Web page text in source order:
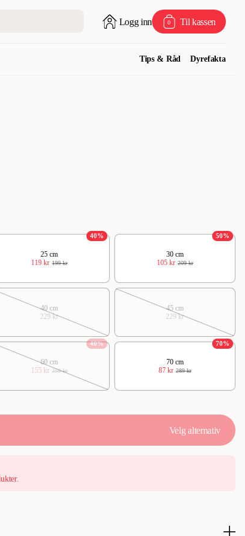
Logg inn 0 Til kassen
Tips & Råd Dyrefakta
40%
25 cm
119 kr 199 kr
50%
30 cm
105 kr 209 kr
40 cm
229 kr
45 cm
229 kr
40%
60 cm
155 kr 259 kr
70%
70 cm
87 kr 289 kr
Velg alternativ